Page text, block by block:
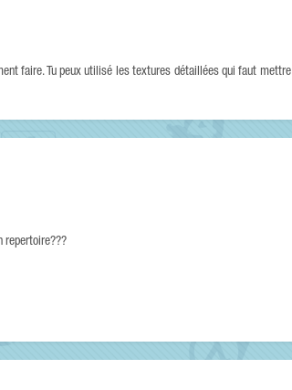
faire. Tu peux utilisé les textures détaillées qui faut
repertoire???